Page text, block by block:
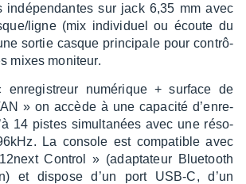
indé­pen­dantes sur jack 6,35 mm avec
ligne (mix indi­vi­duel ou écoute du
sortie casque prin­ci­pale pour contrô­
mixes moni­teur.
numé­rique + surface de
» on accède à une capa­cité d’en­re­
14 pistes simul­ta­nées avec une réso­
La console est compa­tible avec
Control » (adap­ta­teur Blue­tooth
et dispose d’un port USB-C, d’un